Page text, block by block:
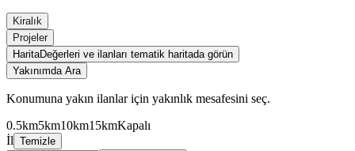
Kiralık
Projeler
HaritaDeğerleri ve ilanları tematik haritada görün
Yakınımda Ara
Konumuna yakın ilanlar için yakınlık mesafesini seç.
0.5km5km10km15kmKapalı
İl Temizle